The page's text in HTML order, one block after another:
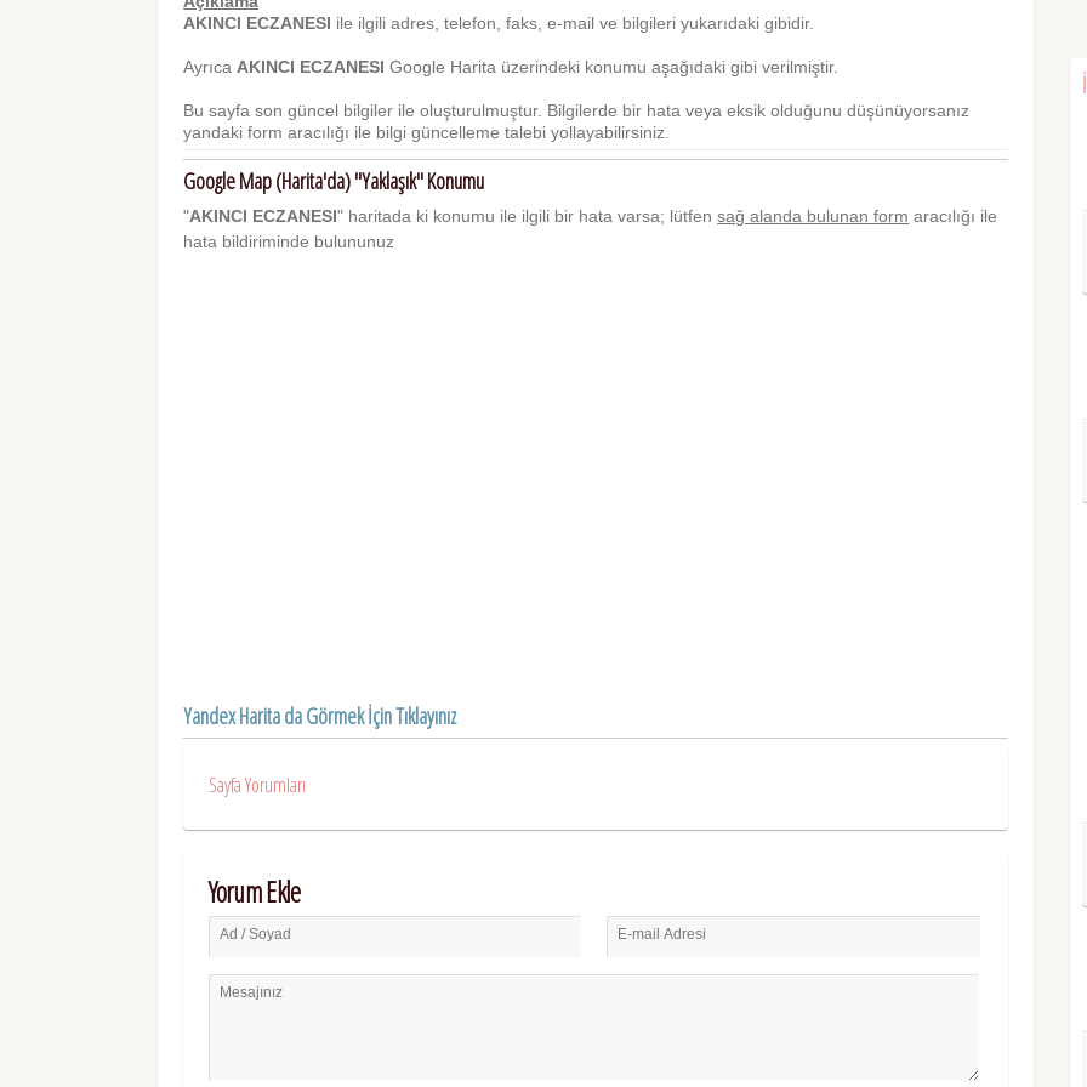
AKINCI ECZANESI ile ilgili adres, telefon, faks, e-mail ve bilgileri yukarıdaki gibidir.
AyrıcaAKINCI ECZANESI Google Harita üzerindeki konumu aşağıdaki gibi verilmiştir.
Bu sayfa son güncel bilgiler ile oluşturulmuştur. Bilgilerde bir hata veya eksik olduğunu düşünüyorsanız
yandaki form aracılığı ile bilgi güncelleme talebi yollayabilirsiniz.
Google Map (Harita'da) "Yaklaşık" Konumu
"AKINCI ECZANESI" haritada ki konumu ile ilgili bir hata varsa; lütfensağ alanda bulunan form aracılığı ile
hata bildiriminde bulununuz
Yandex Harita da Görmek İçin Tıklayınız
Sayfa Yorumları
Yorum Ekle
Ad / Soyad E-mail Adresi
Mesajınız